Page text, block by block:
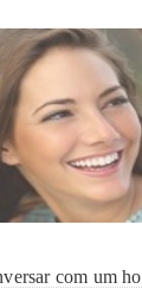
com um